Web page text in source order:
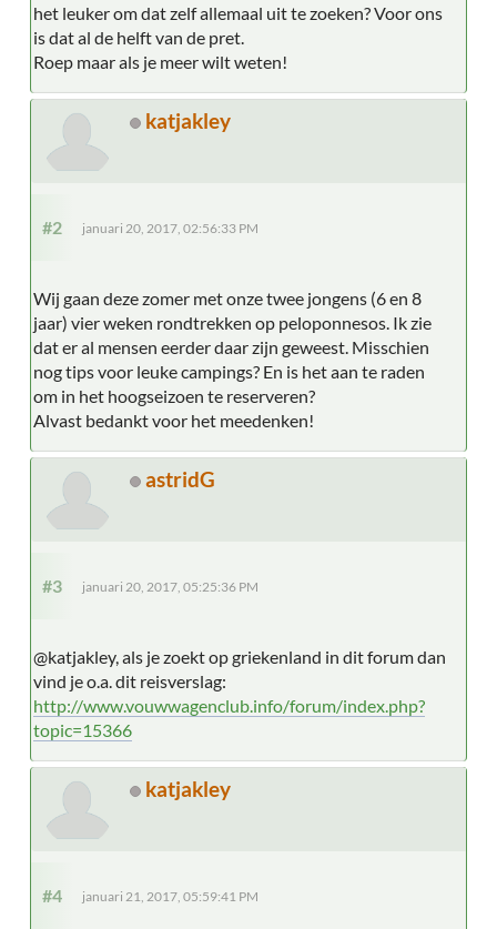
het leuker om dat zelf allemaal uit te zoeken? Voor ons
is dat al de helft van de pret.
Roep maar als je meer wilt weten!
katjakley
#2 januari 20, 2017, 02:56:33 PM
Wij gaan deze zomer met onze twee jongens (6 en 8
jaar) vier weken rondtrekken op peloponnesos. Ik zie
dat er al mensen eerder daar zijn geweest. Misschien
nog tips voor leuke campings? En is het aan te raden
om in het hoogseizoen te reserveren?
Alvast bedankt voor het meedenken!
astridG
#3 januari 20, 2017, 05:25:36 PM
@katjakley, als je zoekt op griekenland in dit forum dan
vind je o.a. dit reisverslag:
http://www.vouwwagenclub.info/forum/index.php?
topic=15366
katjakley
#4 januari 21, 2017, 05:59:41 PM